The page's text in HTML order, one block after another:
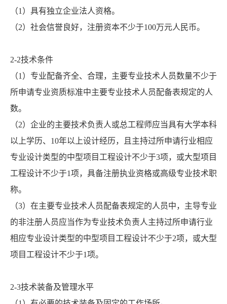
（1）具有独立企业法人资格。
（2）社会信誉良好，注册资本不少于100万元人民币。
2-2技术条件
（1）专业配备齐全、合理，主要专业技术人员数量不少于
所申请专业资质标准中主要专业技术人员配备表规定的人
数。
（2）企业的主要技术负责人或总工程师应当具有大学本科
以上学历、10年以上设计经历，且主持过所申请行业相应
专业设计类型的中型项目工程设计不少于3项，或大型项目
工程设计不少于1项，具备注册执业资格或高级专业技术职
称。
（3）在主要专业技术人员配备表规定的人员中，主导专业
的非注册人员应当作为专业技术负责人主持过所申请行业
相应专业设计类型的中型项目工程设计不少于2项，或大型
项目工程设计不少于1项。
2-3技术装备及管理水平